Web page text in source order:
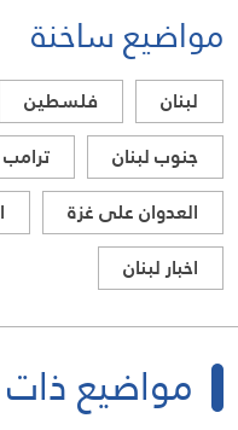
مواضيع ساخنة
لبنان فلسطين
جنوب لبنان
ترامب
العدوان على غزة
اخبار لبنان
مواضيع